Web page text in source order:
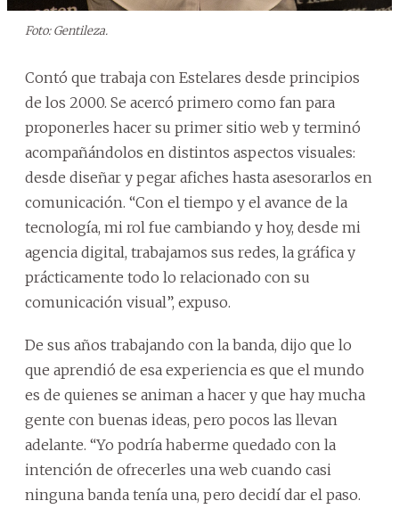
Foto: Gentileza.
Contó que trabaja con Estelares desde principios
de los 2000. Se acercó primero como fan para
proponerles hacer su primer sitio web y terminó
acompañándolos en distintos aspectos visuales:
desde diseñar y pegar afiches hasta asesorarlos en
comunicación. “Con el tiempo y el avance de la
tecnología, mi rol fue cambiando y hoy, desde mi
agencia digital, trabajamos sus redes, la gráfica y
prácticamente todo lo relacionado con su
comunicación visual”, expuso.
De sus años trabajando con la banda, dijo que lo
que aprendió de esa experiencia es que el mundo
es de quienes se animan a hacer y que hay mucha
gente con buenas ideas, pero pocos las llevan
adelante. “Yo podría haberme quedado con la
intención de ofrecerles una web cuando casi
ninguna banda tenía una, pero decidí dar el paso.